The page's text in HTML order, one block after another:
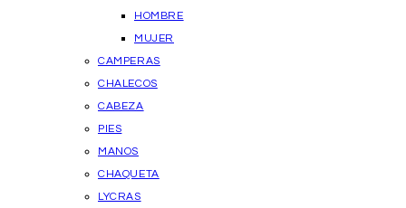
HOMBRE
MUJER
CAMPERAS
CHALECOS
CABEZA
PIES
MANOS
CHAQUETA
LYCRAS